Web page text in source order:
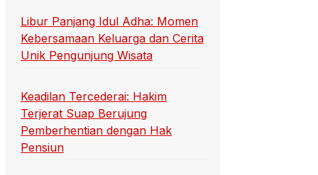
Libur Panjang Idul Adha: Momen
Kebersamaan Keluarga dan Cerita
Unik Pengunjung Wisata
Keadilan Tercederai: Hakim
Terjerat Suap Berujung
Pemberhentian dengan Hak
Pensiun